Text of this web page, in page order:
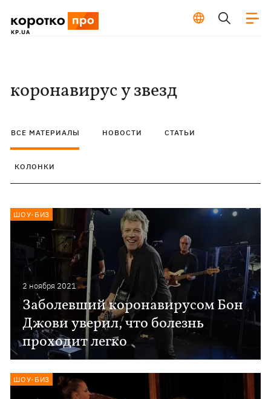
коронавирус у звезд
ВСЕ МАТЕРИАЛЫ НОВОСТИ СТАТЬИ
КОЛОНКИ
2 ноября 2021
Заболевший коронавирусом Бон
Джови уверил, что болезнь
проходит легко
ШОУ-БИЗ
ШОУ-БИЗ